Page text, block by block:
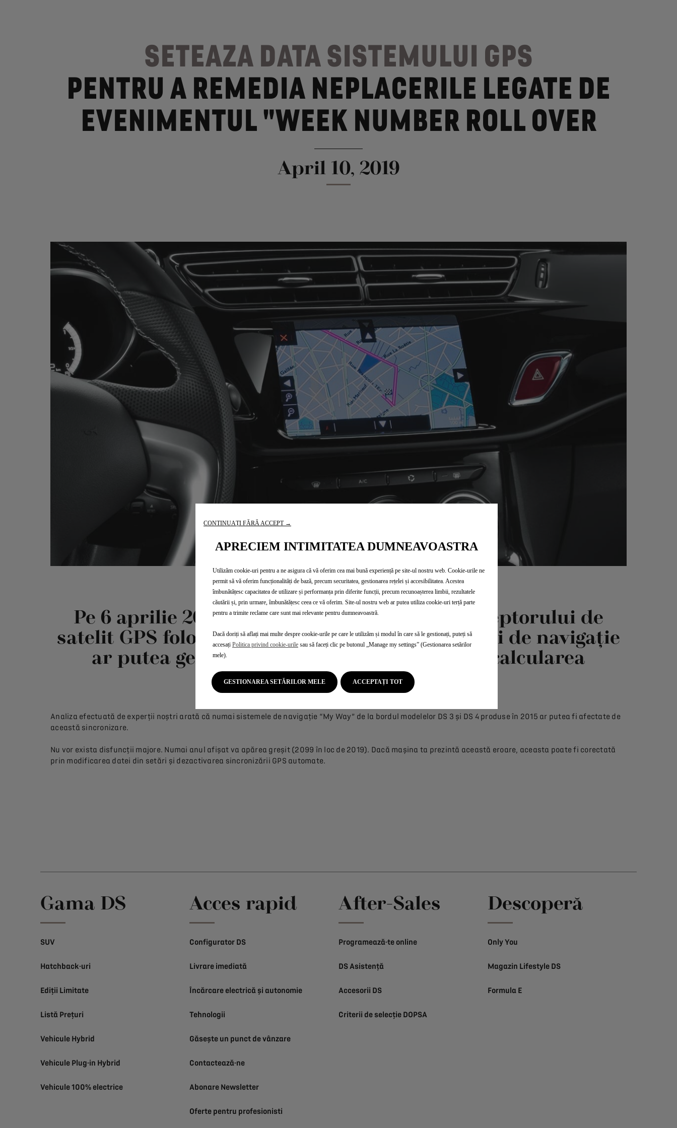
SETEAZA DATA SISTEMULUI GPS
PENTRU A REMEDIA NEPLACERILE LEGATE DE
EVENIMENTUL "WEEK NUMBER ROLL OVER
April 10, 2019
Pe 6 aprilie 2019, setarea la 0 a contorului receptorului de
satelit GPS folosit pentru gestionarea sistemului de navigație
ar putea genera defecțiuni minore (erori în calcularea
timpului de călătorie, etc).
Analiza efectuată de experții noștri arată că numai sistemele de navigație “My Way” de la bordul modelelor DS 3 și DS 4 produse în 2015 ar putea fi afectate de
această sincronizare.
Nu vor exista disfuncții majore. Numai anul afișat va apărea greșit (2099 în loc de 2019). Dacă mașina ta prezintă această eroare, aceasta poate fi corectată
prin modificarea datei din setări și dezactivarea sincronizării GPS automate.
Gama DS
SUV
Hatchback-uri
Ediții Limitate
Listă Prețuri
Vehicule Hybrid
Vehicule Plug-in Hybrid
Vehicule 100% electrice
Acces rapid
Configurator DS
Livrare imediată
Încărcare electrică și autonomie
Tehnologii
Găsește un punct de vânzare
Contactează-ne
Abonare Newsletter
Oferte pentru profesionisti
After-Sales
Programează-te online
DS Asistență
Accesorii DS
Criterii de selecție DOPSA
Descoperă
Only You
Magazin Lifestyle DS
Formula E
CONTINUAȚI FĂRĂ ACCEPT →
APRECIEM INTIMITATEA DUMNEAVOASTRA
Utilizăm cookie-uri pentru a ne asigura că vă oferim cea mai bună experiență pe site-ul nostru web. Cookie-urile ne
permit să vă oferim funcționalități de bază, precum securitatea, gestionarea rețelei și accesibilitatea. Acestea
îmbunătățesc capacitatea de utilizare și performanța prin diferite funcții, precum recunoașterea limbii, rezultatele
căutării și, prin urmare, îmbunătățesc ceea ce vă oferim. Site-ul nostru web ar putea utiliza cookie-uri terță parte
pentru a trimite reclame care sunt mai relevante pentru dumneavoastră.
Dacă doriți să aflați mai multe despre cookie-urile pe care le utilizăm și modul în care să le gestionați, puteți să
accesați Politica privind cookie-urile sau să faceți clic pe butonul „Manage my settings” (Gestionarea setărilor
mele).
GESTIONAREA SETĂRILOR MELE ACCEPTAȚI TOT